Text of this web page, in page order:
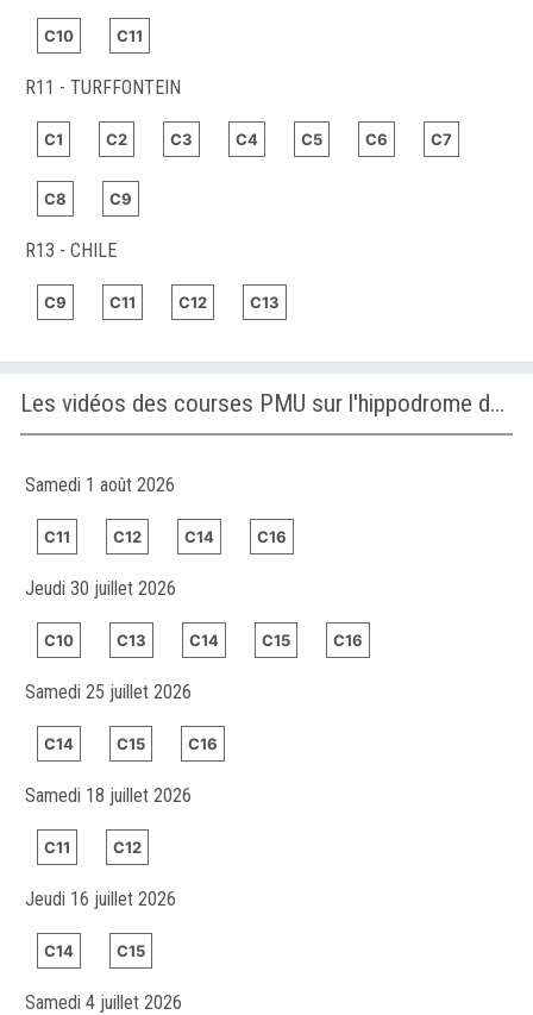
C10 C11
R11 - TURFFONTEIN
C1 C2 C3 C4 C5 C6 C7
C8 C9
R13 - CHILE
C9 C11 C12 C13
Les vidéos des courses PMU sur l'hippodrome de CHILE
Samedi 1 août 2026
C11 C12 C14 C16
Jeudi 30 juillet 2026
C10 C13 C14 C15 C16
Samedi 25 juillet 2026
C14 C15 C16
Samedi 18 juillet 2026
C11 C12
Jeudi 16 juillet 2026
C14 C15
Samedi 4 juillet 2026